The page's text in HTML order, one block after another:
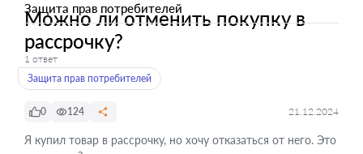
Защита прав потребителей
Можно ли отменить покупку в
рассрочку?
1 ответ
Защита прав потребителей
0 124 21.12.2024
Я купил товар в рассрочку, но хочу отказаться от него. Это